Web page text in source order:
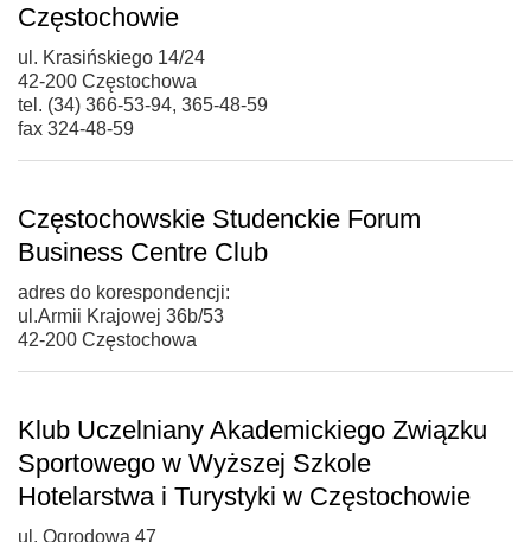
Częstochowie
ul. Krasińskiego 14/24
42-200 Częstochowa
tel. (34) 366-53-94, 365-48-59
fax 324-48-59
Częstochowskie Studenckie Forum
Business Centre Club
adres do korespondencji:
ul.Armii Krajowej 36b/53
42-200 Częstochowa
Klub Uczelniany Akademickiego Związku
Sportowego w Wyższej Szkole
Hotelarstwa i Turystyki w Częstochowie
ul. Ogrodowa 47